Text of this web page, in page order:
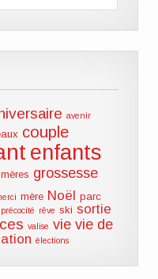
avenir
couple
enfants
grossesse
mère Noël parc
précocité rêve ski sortie
valise vie vie de
élections